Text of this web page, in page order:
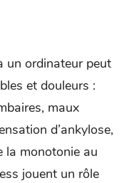
un ordinateur peut
et douleurs :
maux
d’ankylose,
la monotonie au
jouent un rôle